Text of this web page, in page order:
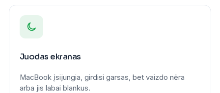
Juodas ekranas
MacBook įsijungia, girdisi garsas, bet vaizdo nėra
arba jis labai blankus.